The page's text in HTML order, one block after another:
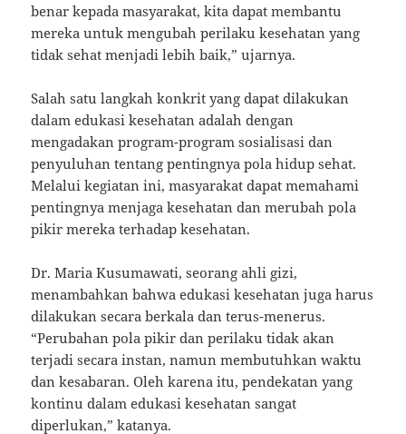
benar kepada masyarakat, kita dapat membantu
mereka untuk mengubah perilaku kesehatan yang
tidak sehat menjadi lebih baik,” ujarnya.
Salah satu langkah konkrit yang dapat dilakukan
dalam edukasi kesehatan adalah dengan
mengadakan program-program sosialisasi dan
penyuluhan tentang pentingnya pola hidup sehat.
Melalui kegiatan ini, masyarakat dapat memahami
pentingnya menjaga kesehatan dan merubah pola
pikir mereka terhadap kesehatan.
Dr. Maria Kusumawati, seorang ahli gizi,
menambahkan bahwa edukasi kesehatan juga harus
dilakukan secara berkala dan terus-menerus.
“Perubahan pola pikir dan perilaku tidak akan
terjadi secara instan, namun membutuhkan waktu
dan kesabaran. Oleh karena itu, pendekatan yang
kontinu dalam edukasi kesehatan sangat
diperlukan,” katanya.